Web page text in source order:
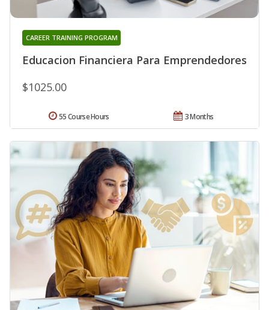
Educacion Financiera Para Emprendedores
CAREER TRAINING PROGRAM
$1025.00
3 Months
55 Course Hours